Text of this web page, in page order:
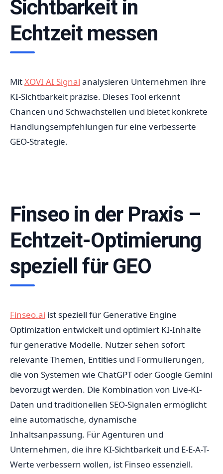
Sichtbarkeit in
Echtzeit messen
MitXOVI AI Signal analysieren Unternehmen ihre
KI-Sichtbarkeit präzise. Dieses Tool erkennt
Chancen und Schwachstellen und bietet konkrete
Handlungsempfehlungen für eine verbesserte
GEO-Strategie.
Finseo in der Praxis –
Echtzeit-Optimierung
speziell für GEO
Finseo.ai ist speziell für Generative Engine
Optimization entwickelt und optimiert KI-Inhalte
für generative Modelle. Nutzer sehen sofort
relevante Themen, Entities und Formulierungen,
die von Systemen wie ChatGPT oder Google Gemini
bevorzugt werden. Die Kombination von Live-KI-
Daten und traditionellen SEO-Signalen ermöglicht
eine automatische, dynamische
Inhaltsanpassung. Für Agenturen und
Unternehmen, die ihre KI-Sichtbarkeit und E-E-A-T-
Werte verbessern wollen, ist Finseo essenziell.